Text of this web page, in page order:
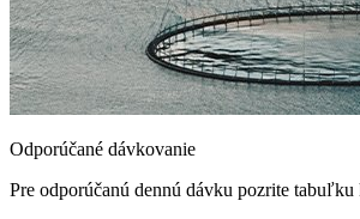
Odporúčané dávkovanie
Pre odporúčanú dennú dávku pozrite tabuľku